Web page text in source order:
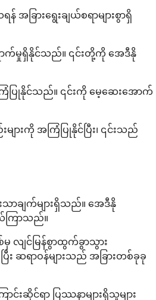
ြားရွေးချယ်စရာများစွာရှိ
ောက်မှုရှိနိုင်သည်။ ၎င်းတို့ကို အေဒီနို
ပြုနိုင်သည်။ ၎င်းကို မေ့ဆေးအောက်
ားကို အကြံပြုနိုင်ပြီး၊ ၎င်းသည်
ာချက်များရှိသည်။ အေဒီနို
ကြာသည်။
လျင်မြန်စွာထွက်ခွာသွား
ဆရာဝန်များသည် အခြားတစ်ခုခု
ဆိုင်ရာ ပြဿနာများရှိသူများ